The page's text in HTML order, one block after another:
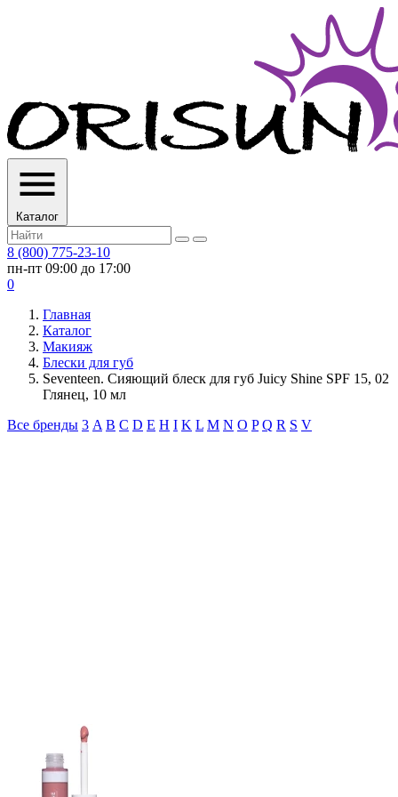
Каталог
8 (800) 775-23-10
пн-пт 09:00 до 17:00
0
Главная
Каталог
Макияж
Блески для губ
Seventeen. Сияющий блеск для губ Juicy Shine SPF 15, 02
Глянец, 10 мл
Все бренды 3 A B C D E H I K L M N O P Q R S V